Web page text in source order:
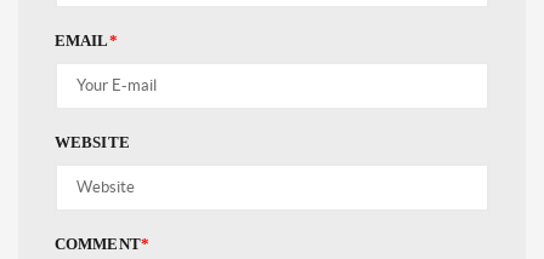
EMAIL*
WEBSITE
COMMENT*